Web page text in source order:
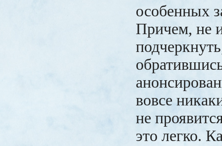
особенных
Причем, не
вовсе
не
это легко.